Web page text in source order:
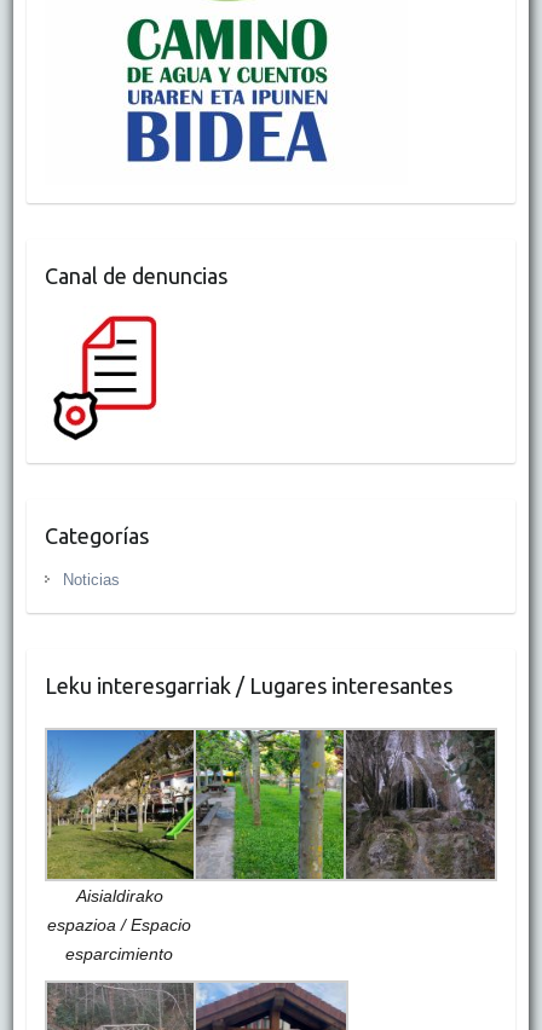
Canal de denuncias
Categorías
Noticias
Leku interesgarriak / Lugares interesantes
Aisialdirako
espazioa / Espacio
esparcimiento